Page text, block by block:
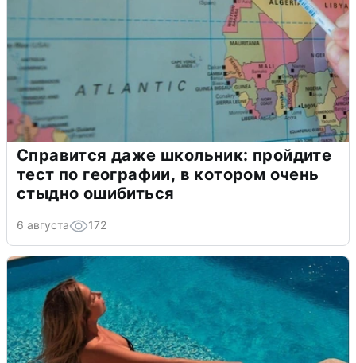
Справится даже школьник: пройдите
тест по географии, в котором очень
стыдно ошибиться
6 августа 172